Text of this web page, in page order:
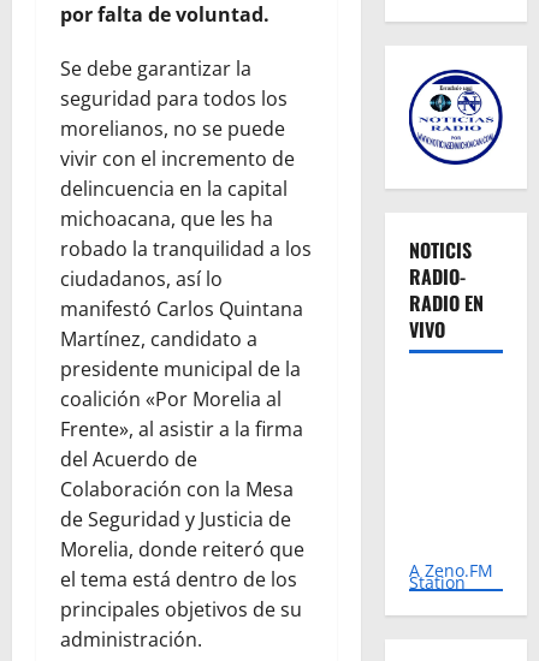
por falta de voluntad.
Se debe garantizar la
seguridad para todos los
morelianos, no se puede
vivir con el incremento de
delincuencia en la capital
michoacana, que les ha
robado la tranquilidad a los
ciudadanos, así lo
manifestó Carlos Quintana
Martínez, candidato a
presidente municipal de la
coalición «Por Morelia al
Frente», al asistir a la firma
del Acuerdo de
Colaboración con la Mesa
de Seguridad y Justicia de
Morelia, donde reiteró que
el tema está dentro de los
principales objetivos de su
administración.
NOTICIS
RADIO-
RADIO EN
VIVO
A Zeno.FM
Station